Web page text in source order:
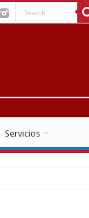
Servicios